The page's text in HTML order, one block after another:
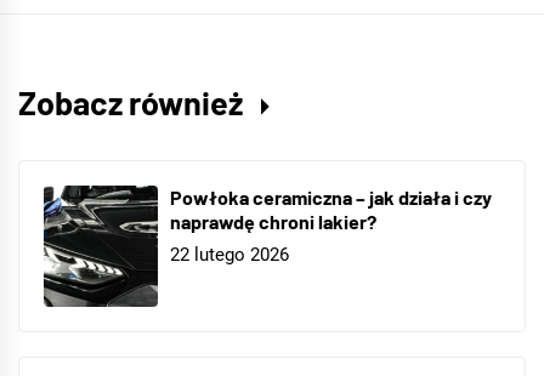
Zobacz również
Powłoka ceramiczna – jak działa i czy
naprawdę chroni lakier?
22 lutego 2026